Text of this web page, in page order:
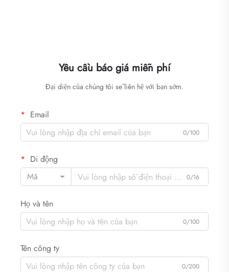
Yêu cầu báo giá miễn phí
Đại diện của chúng tôi sẽ liên hệ với bạn sớm.
Email
0/100
Di động
Mã
0/16
Họ và tên
0/100
Tên công ty
0/200